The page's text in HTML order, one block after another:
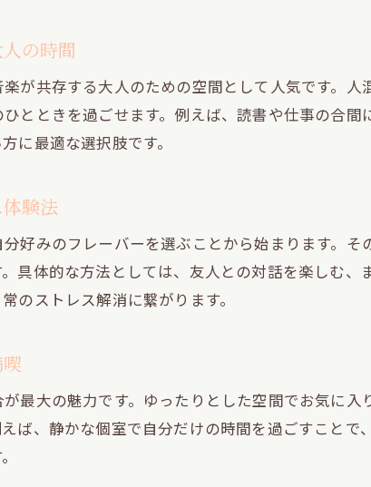
道玄坂で感じるシーシャと音楽の癒し空間
渋谷シーシャで安らぎを得る大人の過ごし方
音楽とシーシャで心を整える新しい選択肢
安らぎ重視の方におすすめ渋谷シーシャ体験
の時間
が共存する大人のための空間として人気です。
とときを過ごせます。例えば、読書や仕事の合
に最適な選択肢です。
験法
好みのフレーバーを選ぶことから始まります。
具体的な方法としては、友人との対話を楽しむ
のストレス解消に繋がります。
最大の魅力です。ゆったりとした空間でお気に
ば、静かな個室で自分だけの時間を過ごすこと